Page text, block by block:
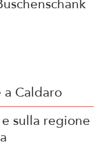
Caldaro
sulla regione